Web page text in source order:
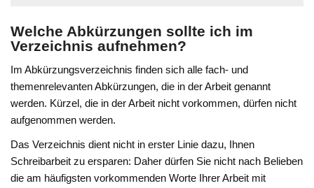
Welche Abkürzungen sollte ich im
Verzeichnis aufnehmen?
Im Abkürzungsverzeichnis finden sich alle fach- und
themenrelevanten Abkürzungen, die in der Arbeit genannt
werden. Kürzel, die in der Arbeit nicht vorkommen, dürfen nicht
aufgenommen werden.
Das Verzeichnis dient nicht in erster Linie dazu, Ihnen
Schreibarbeit zu ersparen: Daher dürfen Sie nicht nach Belieben
die am häufigsten vorkommenden Worte Ihrer Arbeit mit